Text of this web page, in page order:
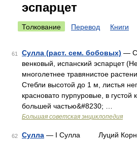
эспарцет
Толкование Перевод Книги
61 Сулла (раст. сем. бобовых) —
венковый, испанский эспарцет
многолетнее травянистое
Стебли высотой до 1 м, листья
красновато пурпуровые, в густой
большей частью&#8230; …
Большая советская энциклопедия
62 Сулла — I Сулла Луций